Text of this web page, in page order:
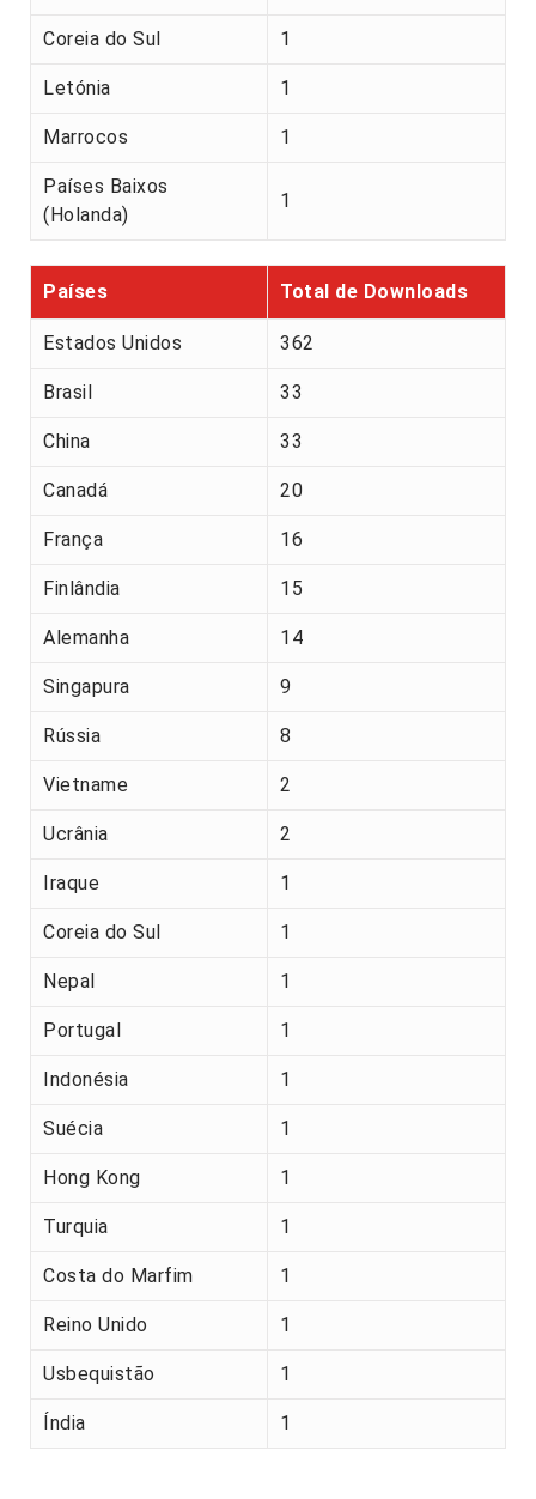
Coreia do Sul 1
Letónia 1
Marrocos 1
Países Baixos
(Holanda)
1
Países Total de Downloads
Estados Unidos 362
Brasil 33
China 33
Canadá 20
França 16
Finlândia 15
Alemanha 14
Singapura 9
Rússia 8
Vietname 2
Ucrânia 2
Iraque 1
Coreia do Sul 1
Nepal 1
Portugal 1
Indonésia 1
Suécia 1
Hong Kong 1
Turquia 1
Costa do Marfim 1
Reino Unido 1
Usbequistão 1
Índia 1